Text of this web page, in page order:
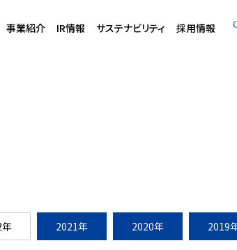
事業紹介 IR情報 サステナビリティ 採用情報
2021年 2020年 2019